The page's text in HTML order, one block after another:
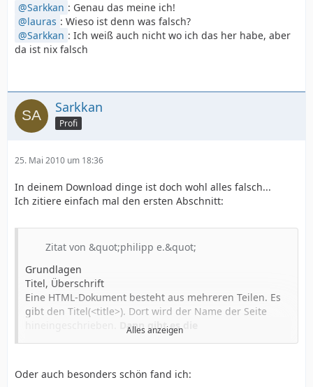
Sarkkan : Genau das meine ich!
lauras : Wieso ist denn was falsch?
Sarkkan : Ich weiß auch nicht wo ich das her habe, aber
da ist nix falsch
Sarkkan
Profi
25. Mai 2010 um 18:36
In deinem Download dinge ist doch wohl alles falsch...
Ich zitiere einfach mal den ersten Abschnitt:
Zitat von &quot;philipp e.&quot;
Grundlagen
Titel, Überschrift
Eine HTML-Dokument besteht aus mehreren Teilen. Es
gibt den Titel(<title>). Dort wird der Name der Seite
Dann gibt es die
Überschrift(<head>). Dies ist eine einfache Ausgabe,
gennant, ist der größte Teil der Seite(<body>).
Titel:
Alles anzeigen
Oder auch besonders schön fand ich: